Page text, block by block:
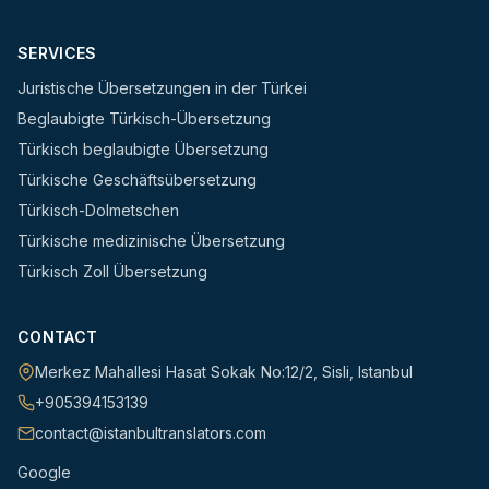
SERVICES
Juristische Übersetzungen in der Türkei
Beglaubigte Türkisch-Übersetzung
Türkisch beglaubigte Übersetzung
Türkische Geschäftsübersetzung
Türkisch-Dolmetschen
Türkische medizinische Übersetzung
Türkisch Zoll Übersetzung
CONTACT
Merkez Mahallesi Hasat Sokak No:12/2 Sisli Istanbul
+905394153139
contact@istanbultranslators.com
Google